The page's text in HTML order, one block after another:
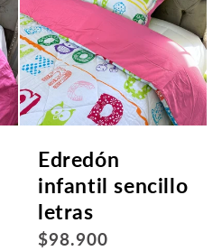
Edredón
infantil sencillo
letras
Precio
$98.900